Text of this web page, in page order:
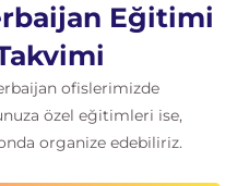
Eğitimi
ofislerimizde
özel eğitimleri ise,
organize edebiliriz.